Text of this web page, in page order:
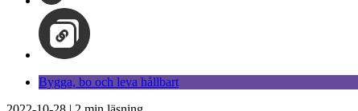
Bygga, bo och leva hållbart